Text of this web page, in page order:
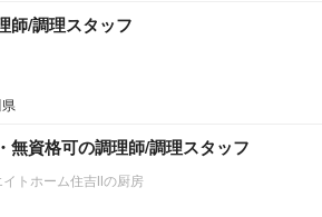
師/調理スタッフ
無資格可の調理師/調理スタッフ
トホーム住吉Ⅱの厨房